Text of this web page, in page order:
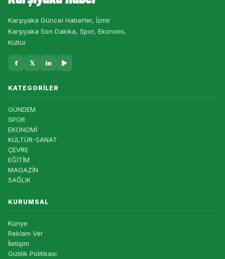
Karşıyaka Güncel Haberler, İzmir
Karşıyaka Son Dakika, Spor, Ekonomi,
Kültür
f 𝕏 in ▶
KATEGORILER
GÜNDEM
SPOR
EKONOMİ
KÜLTÜR-SANAT
ÇEVRE
EĞİTİM
MAGAZİN
SAĞLIK
KURUMSAL
Künye
Reklam Ver
İletişim
Gizlilik Politikası